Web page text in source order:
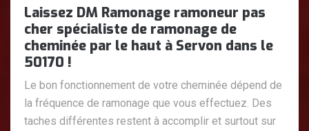
Laissez DM Ramonage ramoneur pas
cher spécialiste de ramonage de
cheminée par le haut à Servon dans le
50170 !
Le bon fonctionnement de votre cheminée dépend de
la fréquence de ramonage que vous effectuez. Des
taches différentes restent à accomplir et surtout sur